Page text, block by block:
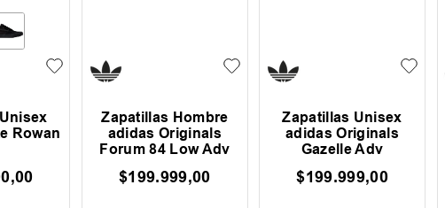
Rowan
,00
Zapatillas Hombre
adidas Originals
Forum 84 Low Adv
$199.999,00
Zapatillas Unisex
adidas Originals
Gazelle Adv
$199.999,00